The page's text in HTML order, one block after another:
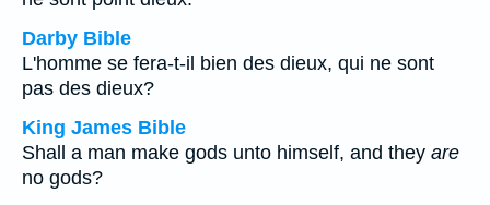
Darby Bible
L'homme se fera-t-il bien des dieux, qui ne sont
pas des dieux?
King James Bible
Shall a man make gods unto himself, and they are
no gods?